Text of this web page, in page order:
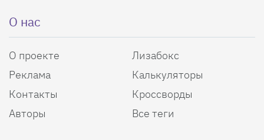
О нас
О проекте
Реклама
Контакты
Авторы
Лизабокс
Калькуляторы
Кроссворды
Все теги